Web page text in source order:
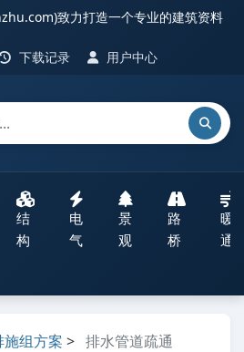
致力打造一个专业的建筑资料
下载记录 用户中心
结
构
电
气
景
观
路
桥
暖
通
施组方案 > 排水管道疏通